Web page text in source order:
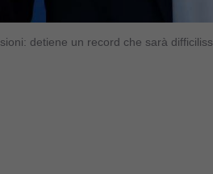
detiene un record che sarà